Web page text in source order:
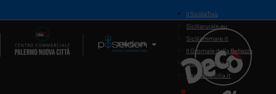
Il Network
il SiciliaTivù
Siciliarurale.eu
Siciliammare.it
Il Giornale della Bellezza
Siciliamedica.it
Sanitainsicilia.it